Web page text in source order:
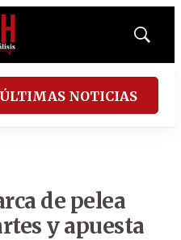
Mostrar
ÚLTIMAS NOTICIAS
de pelea
y apuesta